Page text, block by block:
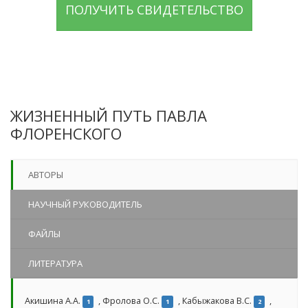
ПОЛУЧИТЬ СВИДЕТЕЛЬСТВО
ЖИЗНЕННЫЙ ПУТЬ ПАВЛА
ФЛОРЕНСКОГО
АВТОРЫ
НАУЧНЫЙ РУКОВОДИТЕЛЬ
ФАЙЛЫ
ЛИТЕРАТУРА
Акишина А.А. 1 , Фролова О.С. 1 ,Кабыжакова В.С. 2
,